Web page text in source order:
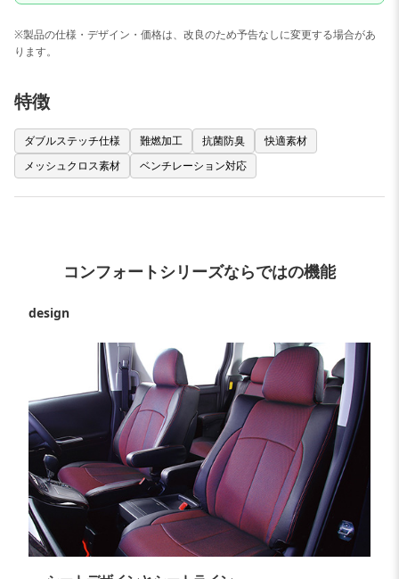
※製品の仕様・デザイン・価格は、改良のため予告なしに変更する場合があ
ります。
特徴
ダブルステッチ仕様 難燃加工 抗菌防臭
快適素材
メッシュクロス素材
ベンチレーション対応
コンフォートシリーズならではの機能
design